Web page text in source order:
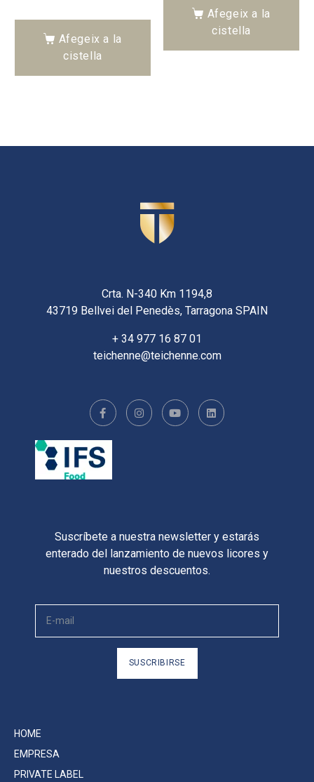
Afegeix a la
cistella
Afegeix a la
cistella
HOME
EMPRESA
PRIVATE LABEL
Crta. N-340 Km 1194,8
43719 Bellvei del Penedès, Tarragona SPAIN
+ 34 977 16 87 01
teichenne@teichenne.com
Suscríbete a nuestra newsletter y estarás
enterado del lanzamiento de nuevos licores y
nuestros descuentos.
SUSCRIBIRSE